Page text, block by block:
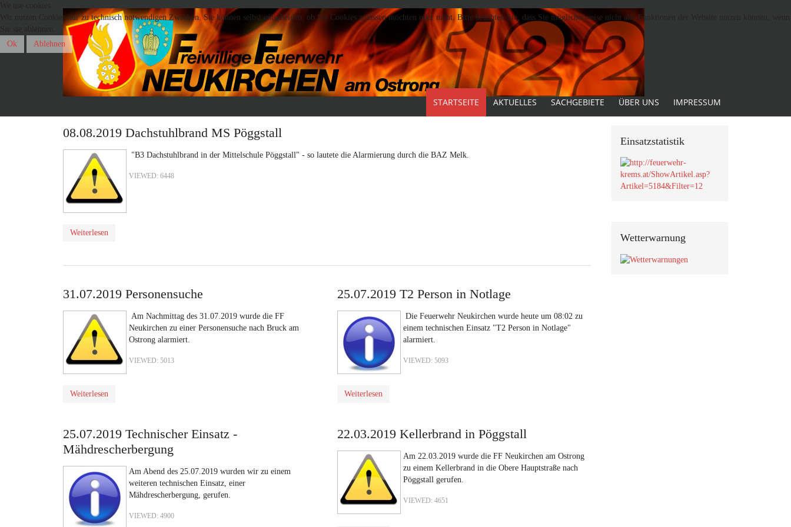
STARTSEITE AKTUELLES SACHGEBIETE ÜBER UNS IMPRESSUM
08.08.2019 Dachstuhlbrand MS Pöggstall
"B3 Dachstuhlbrand in der Mittelschule Pöggstall" - so lautete die Alarmierung durch die BAZ Melk.
VIEWED: 6448
Weiterlesen
31.07.2019 Personensuche
Am Nachmittag des 31.07.2019 wurde die FF
Neukirchen zu einer Personensuche nach Bruck am
Ostrong alarmiert.
VIEWED: 5013
Weiterlesen
25.07.2019 Technischer Einsatz -
Mähdrescherbergung
Am Abend des 25.07.2019 wurden wir zu einem
weiteren technischen Einsatz, einer
Mähdrescherbergung, gerufen.
VIEWED: 4900
25.07.2019 T2 Person in Notlage
Die Feuerwehr Neukirchen wurde heute um 08:02 zu
einem technischen Einsatz "T2 Person in Notlage"
alarmiert.
VIEWED: 5093
Weiterlesen
22.03.2019 Kellerbrand in Pöggstall
Am 22.03.2019 wurde die FF Neukirchen am Ostrong
zu einem Kellerbrand in die Obere Hauptstraße nach
Pöggstall gerufen.
VIEWED: 4651
Einsatzstatistik
Wetterwarnung
Wir nutzen Cookies nur zu technisch notwendigen Zwecken. Sie können selbst entscheiden, ob Sie Cookies zulassen möchten oder nicht. Bitte beachten Sie, dass Sie möglicherweise nicht alle Funktionen der Website nutzen können, wenn
Ok
Ablehnen